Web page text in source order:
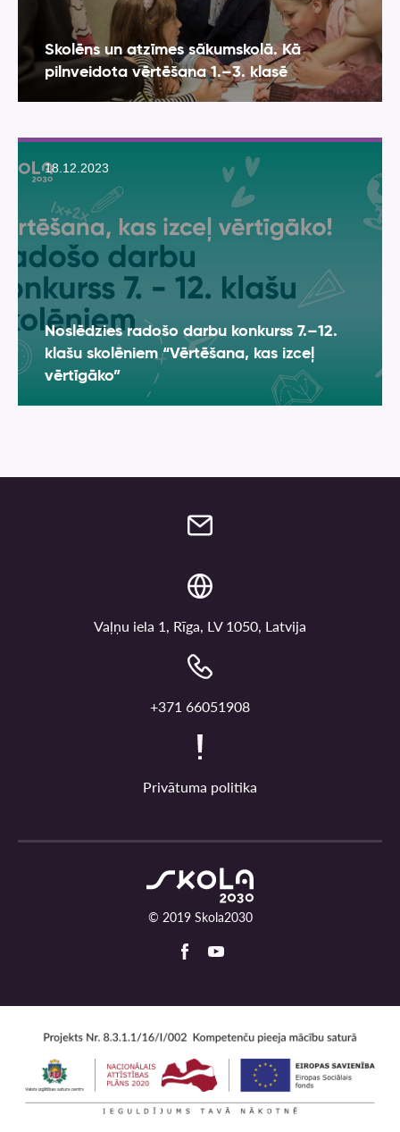
Skolēns un atzīmes sākumskolā. Kā
pilnveidota vērtēšana 1.–3. klasē
18.12.2023
Noslēdzies radošo darbu konkurss 7.–12.
klašu skolēniem “Vērtēšana, kas izceļ
vērtīgāko”
Vaļņu iela 1, Rīga, LV 1050, Latvija
+371 66051908
Privātuma politika
© 2019 Skola2030